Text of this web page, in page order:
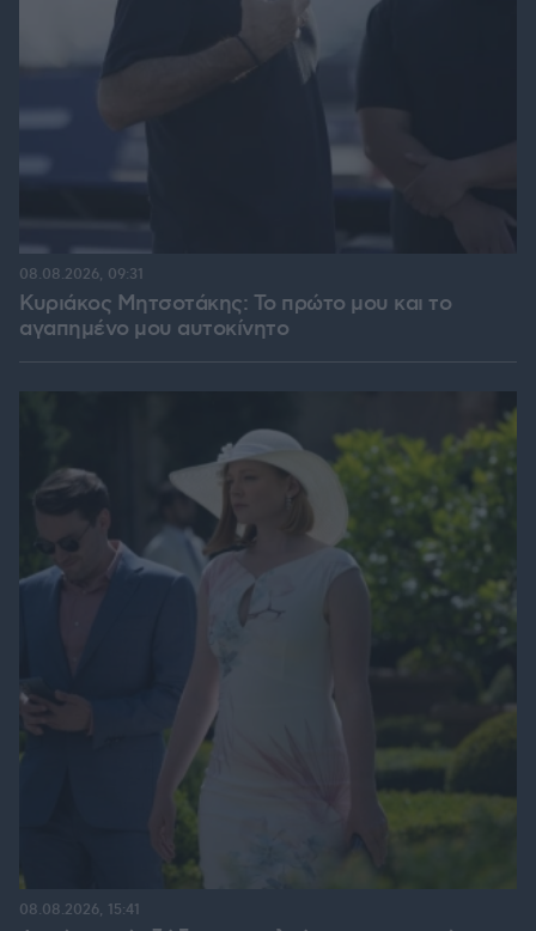
Κυριάκος Μητσοτάκης: Το πρώτο μου και το
αγαπημένο μου αυτοκίνητο
08.08.2026, 09:31
08.08.2026, 15:41